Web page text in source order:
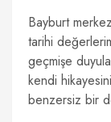
Bayburt
tarihi
geçmişe
kendi
benzersiz bir